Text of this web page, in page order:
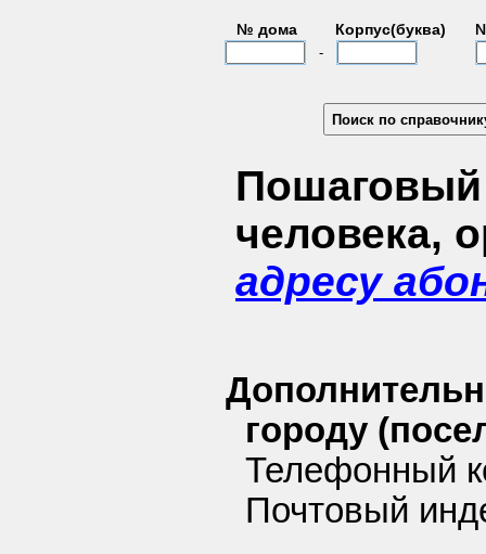
№ дома Корпус(буква)
-
Пошаговый
человека,
адресу
городу
Телефонный
Почтовый